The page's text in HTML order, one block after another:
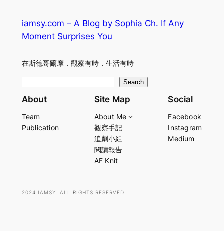
iamsy.com – A Blog by Sophia Ch. If Any
Moment Surprises You
在斯德哥爾摩．觀察有時．生活有時
e
r
Search
About
Team
Publication
Site Map
About Me
觀察手記
追劇小組
閱讀報告
AF Knit
Social
Facebook
Instagram
Medium
2024 IAMSY. ALL RIGHTS RESERVED.